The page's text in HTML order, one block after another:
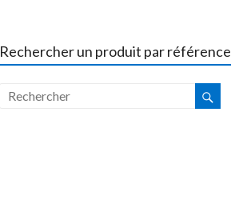
Rechercher un produit par référence